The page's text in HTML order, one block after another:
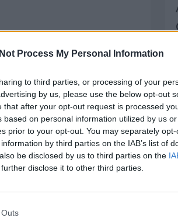
Process My Personal Information
to third parties, or processing of your
by us, please use the below opt-out
after your opt-out request is processed
on personal information utilized by us
prior to your opt-out. You may separately
by third parties on the IAB’s list of
be disclosed by us to third parties on the
disclose it to other third parties.